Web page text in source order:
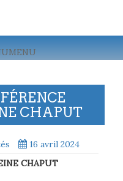
MENU
CHAPUT
16 avril 2024
CHAPUT